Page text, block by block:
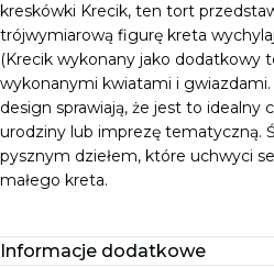
kreskówki Krecik, ten tort
trójwymiarową figurę kreta
(Krecik wykonany jako dodatkowy
wykonanymi kwiatami i
design sprawiają, że jest to idealny
urodziny lub imprezę tematyczną.
pysznym dziełem, które uchwyci
małego kreta.
Informacje dodatkowe